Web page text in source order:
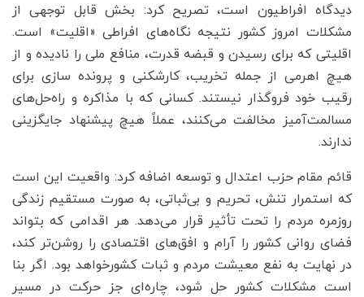
دیدگاه افراطیون است، تصریح کرد: بخش قابل توجهی از
مشکلات امروز کشور نتیجه نگاه‌های افراطی «اقلیت» است.
اقلیتی که برای رسیدن و قبضه قدرت، منافع ملی را نادیده و از
هیچ اهرمی از جمله تخریب، کارشکنی و پرونده سازی برای
رقیب خود فروگذار نیستند. کسانی که با مذاکره و راه‌حل‌های
مسالمت‌آمیز مخالفت می‌کنند، عملاً هیچ پیشنهاد جایگزینی
ندارند.
قائم مقام حزب اعتدال و توسعه اضافه کرد: واقعیت این است
که استمرار تنش، تحریم و بی‌ثباتی، به صورت مستقیم زندگی
روزمره مردم را تحت تأثیر قرار می‌دهد. هر اقدامی که بتواند
فضای روانی کشور را آرام و افق‌های اقتصادی را روشن‌تر کند،
در نهایت به نفع معیشت مردم و ثبات کشورخواهد بود. اگر بنا
است مشکلات کشور حل شود، چاره‌ای جز حرکت در مسیر